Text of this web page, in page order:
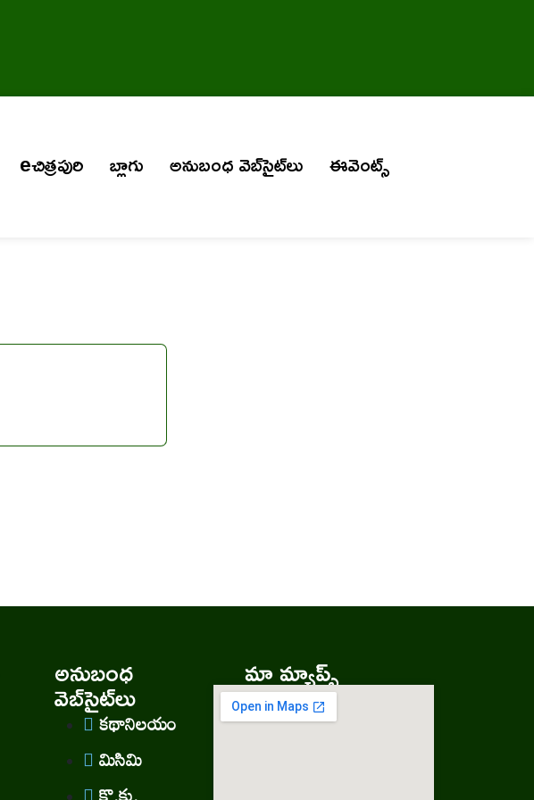
eచిత్రపురి బ్లాగు అనుబంధ వెబ్‌సైట్‌లు
ఈవెంట్స్
అనుబంధ
వెబ్‌సైట్‌లు
కథానిలయం
మిసిమి
మా మ్యాప్స్